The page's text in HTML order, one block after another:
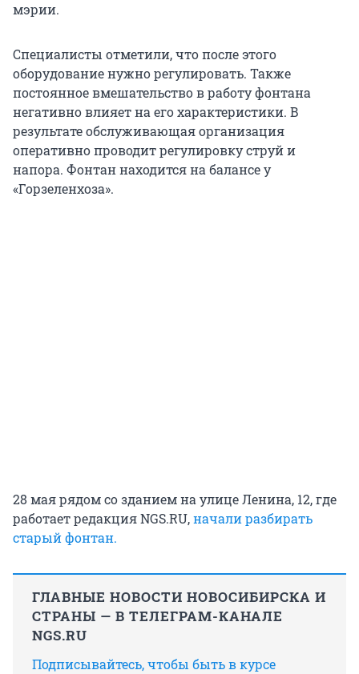
мэрии.
Специалисты отметили, что после этого
оборудование нужно регулировать. Также
постоянное вмешательство в работу фонтана
негативно влияет на его характеристики. В
результате обслуживающая организация
оперативно проводит регулировку струй и
напора. Фонтан находится на балансе у
«Горзеленхоза».
28 мая рядом со зданием на улице Ленина, 12, где
работает редакция NGS.RU,начали разбирать
старый фонтан.
ГЛАВНЫЕ НОВОСТИ НОВОСИБИРСКА И
СТРАНЫ — В ТЕЛЕГРАМ-КАНАЛЕ
NGS.RU
Подписывайтесь, чтобы быть в курсе